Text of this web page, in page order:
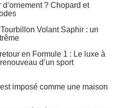
? Chopard et
Volant Saphir : un
en Formule 1 : Le luxe à
d’un sport
imposé comme une maison